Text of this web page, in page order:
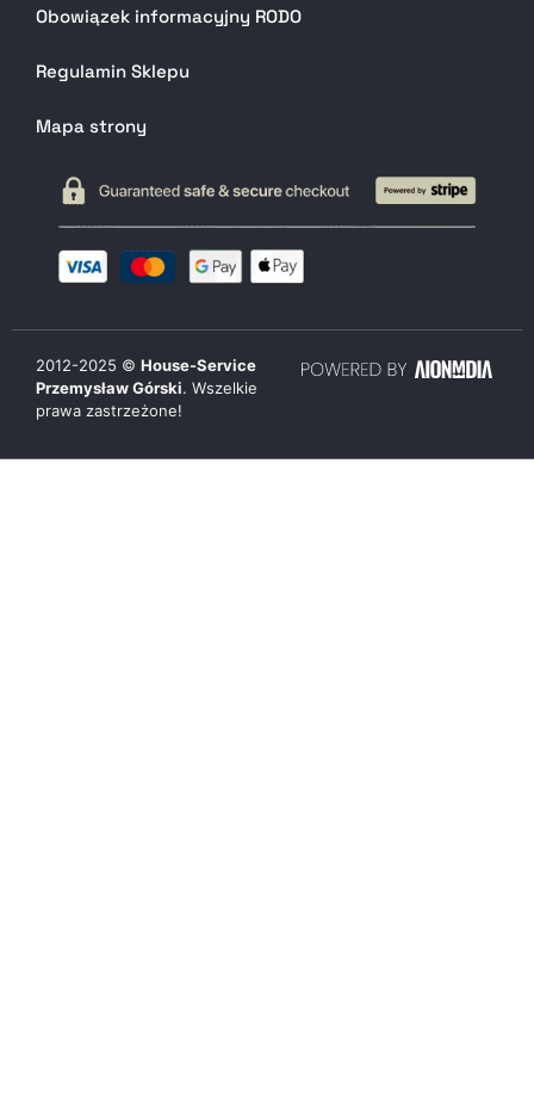
Obowiązek informacyjny RODO
Regulamin Sklepu
Mapa strony
2012-2025 © House-Service
Przemysław Górski. Wszelkie
prawa zastrzeżone!